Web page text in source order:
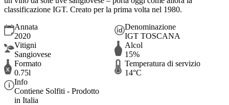
classificazione IGT. Creato per la prima volta nel 1980.
Annata
2020
Denominazione
IGT TOSCANA
Vitigni
Sangiovese
Alcol
15%
Formato
0.75l
Temperatura di servizio
14°C
Info
Contiene Solfiti - Prodotto
in Italia